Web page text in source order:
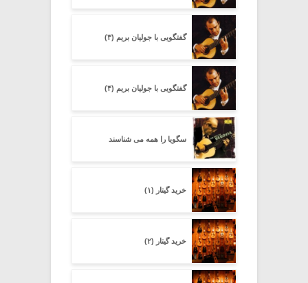
گفتگویی با جولیان بریم (۳)
گفتگویی با جولیان بریم (۴)
سگویا را همه می شناسند
خرید گیتار (۱)
خرید گیتار (۲)